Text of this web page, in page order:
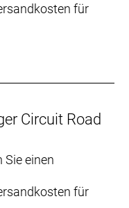
für
Circuit Road
Sie einen
für